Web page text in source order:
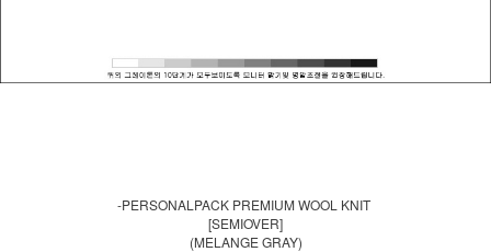
-PERSONALPACK PREMIUM WOOL KNIT
[SEMIOVER]
(MELANGE GRAY)